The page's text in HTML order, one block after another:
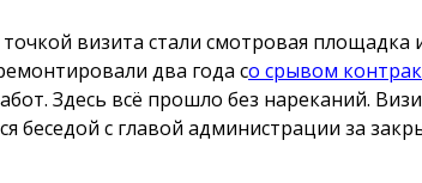
визита стали смотровая площадка
два года со срывом
Здесь всё прошло без нареканий.
беседой с главой администрации за